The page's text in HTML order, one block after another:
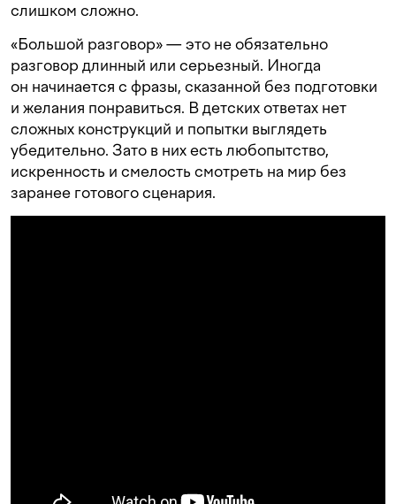
слишком сложно.
«Большой разговор» — это не обязательно
разговор длинный или серьезный. Иногда
он начинается с фразы, сказанной без подготовки
и желания понравиться. В детских ответах нет
сложных конструкций и попытки выглядеть
убедительно. Зато в них есть любопытство,
искренность и смелость смотреть на мир без
заранее готового сценария.